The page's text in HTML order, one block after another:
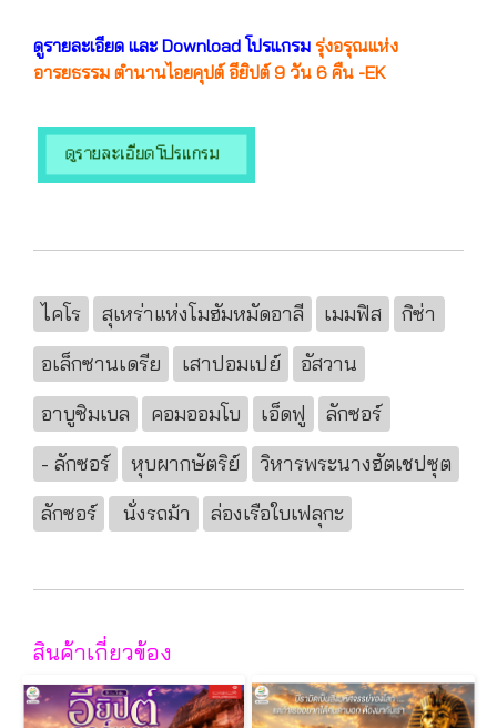
ดูรายละเอียด และ Download โปรแกรม รุ่งอรุณแห่ง
อารยธรรม ตำนานไอยคุปต์ อียิปต์ 9 วัน 6 คืน -EK
ไคโร สุเหร่าแห่งโมฮัมหมัดอาลี เมมฟิส
กิซ่า
อเล็กซานเดรีย
เสาปอมเปย์
อัสวาน
อาบูซิมเบล
คอมออมโบ เอ็ดฟู
ลักซอร์
- ลักซอร์
หุบผากษัตริย์
วิหารพระนางฮัตเชปซุต
ลักซอร์
นั่งรถม้า ล่องเรือใบเฟลุกะ
สินค้าเกี่ยวข้อง